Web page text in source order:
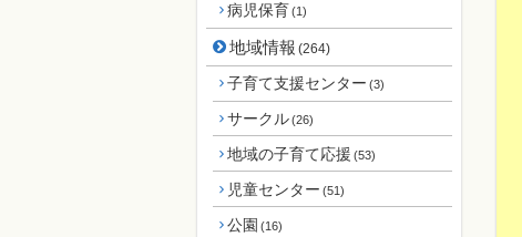
病児保育(1)
地域情報 (264)
子育て支援センター (3)
サークル(26)
地域の子育て応援 (53)
児童センター (51)
公園 (16)